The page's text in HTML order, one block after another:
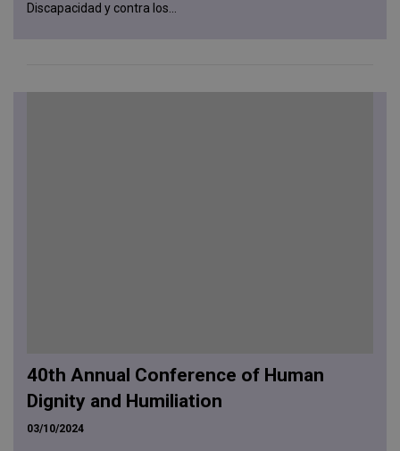
Discapacidad y contra los...
40th Annual Conference of Human
Dignity and Humiliation
03/10/2024